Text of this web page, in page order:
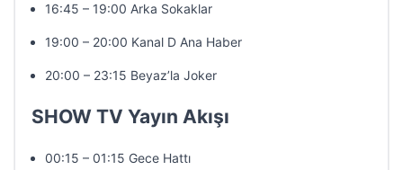
16:45 – 19:00 Arka Sokaklar
19:00 – 20:00 Kanal D Ana Haber
20:00 – 23:15 Beyaz’la Joker
SHOW TV Yayın Akışı
00:15 – 01:15 Gece Hattı